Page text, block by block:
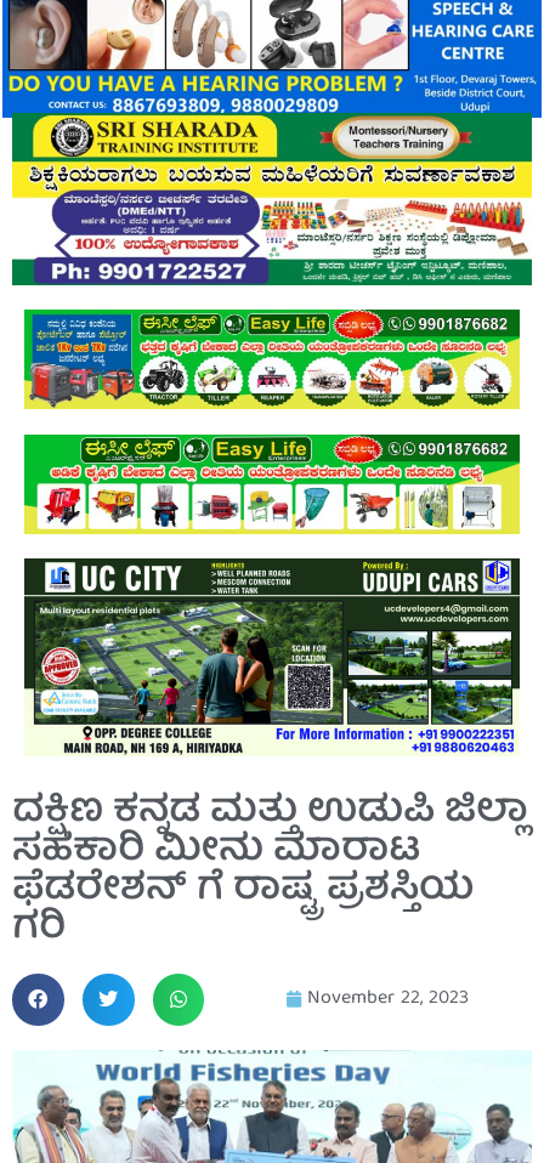
ದಕ್ಷಿಣ ಕನ್ನಡ ಮತ್ತು ಉಡುಪಿ ಜಿಲ್ಲಾ
ಸಹಕಾರಿ ಮೀನು ಮಾರಾಟ
ಫೆಡರೇಶನ್ ಗೆ ರಾಷ್ಟ್ರ ಪ್ರಶಸ್ತಿಯ
ಗರಿ
November 22, 2023